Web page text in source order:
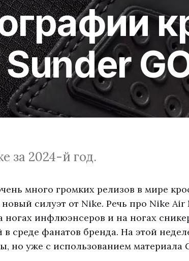
за 2024-й год.
много громких релизов в мире
силуэт от Nike. Речь про Nike Air
ногах инфлюэнсеров и на ногах
в среде фанатов бренда. На этой
но уже с использованием материала